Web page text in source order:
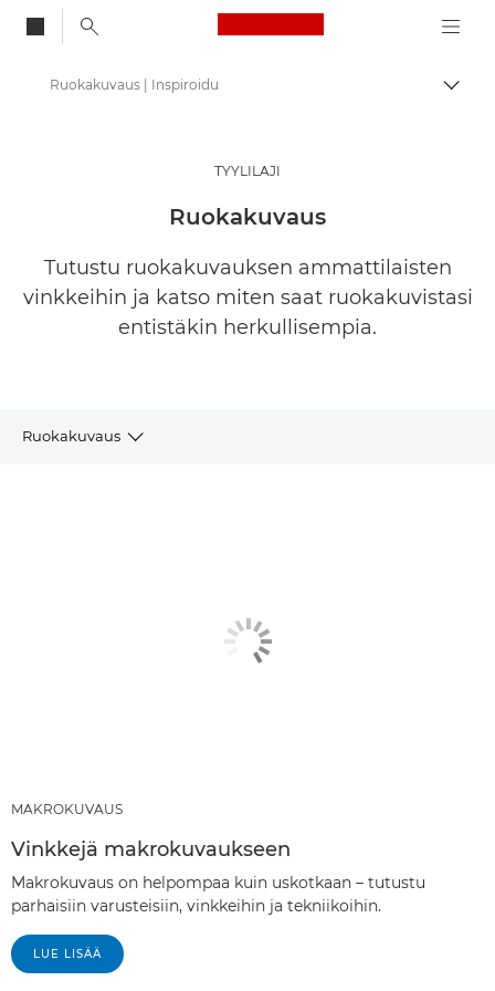
Canon Logo, back
Get Inspired | valokuvaus- ja tulostusvinkkejä sekä ostajan oppaita
Tarinoita valokuvauksesta ja luovuudesta
Ruokakuvaus | Inspiroidu
TYYLILAJI
Ruokakuvaus
Tutustu ruokakuvauksen ammattilaisten
vinkkeihin ja katso miten saat ruokakuvistasi
entistäkin herkullisempia.
Ruokakuvaus
MAKROKUVAUS
Vinkkejä makrokuvaukseen
Makrokuvaus on helpompaa kuin uskotkaan – tutustu
parhaisiin varusteisiin, vinkkeihin ja tekniikoihin.
LUE LISÄÄ